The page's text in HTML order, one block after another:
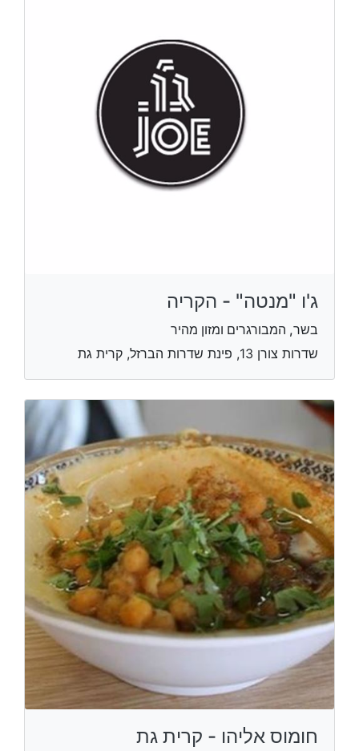
ג'ו "מנטה" - הקריה
בשר, המבורגרים ומזון מהיר
שדרות צורן 13, פינת שדרות הברזל, קרית גת
חומוס אליהו - קרית גת